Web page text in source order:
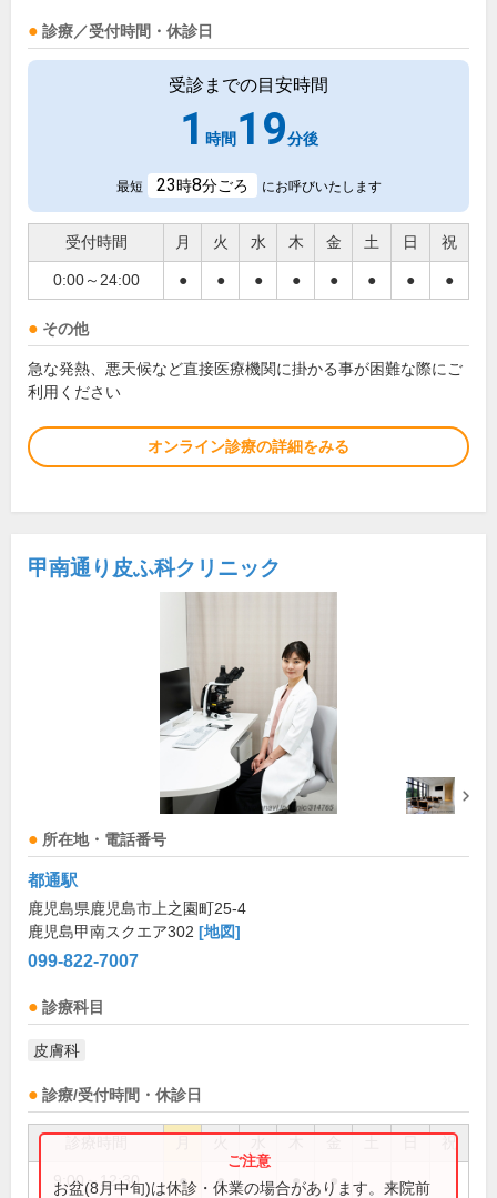
診療／受付時間・休診日
受診までの目安時間
1 時間19分後
最短 23時8分ごろ にお呼びいたします
受付時間 月 火 水 木 金 土 日 祝
0:00～24:00 ● ● ● ● ● ● ● ●
その他
急な発熱、悪天候など直接医療機関に掛かる事が困難な際にご
利用ください
オンライン診療の詳細をみる
甲南通り皮ふ科クリニック
所在地・電話番号
都通駅
鹿児島県鹿児島市上之園町25-4
鹿児島甲南スクエア302 [地図]
099-822-7007
診療科目
皮膚科
診療/受付時間・休診日
祝
9:00～12:30 ● ● ● ●
お盆(8月中旬)は休診・休業の場合があります。来院前